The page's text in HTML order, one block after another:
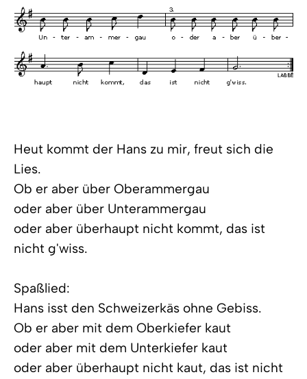
Heut kommt der Hans zu mir, freut sich die
Lies.
Ob er aber über Oberammergau
oder aber über Unterammergau
oder aber überhaupt nicht kommt, das ist
nicht g'wiss.
Spaßlied:
Hans isst den Schweizerkäs ohne Gebiss.
Ob er aber mit dem Oberkiefer kaut
oder aber mit dem Unterkiefer kaut
oder aber überhaupt nicht kaut, das ist nicht